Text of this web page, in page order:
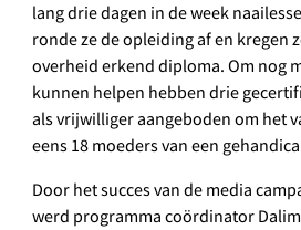
lang drie dagen in de week
ronde ze de opleiding af en kregen
overheid erkend diploma. Om nog
kunnen helpen hebben drie
als vrijwilliger aangeboden om het
eens 18 moeders van een
Door het succes van de media
werd programma coördinator